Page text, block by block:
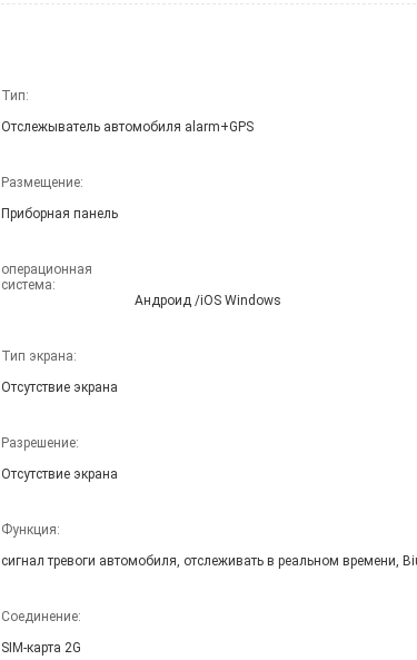
Тип:
Отслежыватель автомобиля alarm+GPS
Размещение:
Приборная панель
операционная
система:
Андроид /iOS Windows
Тип экрана:
Отсутствие экрана
Разрешение:
Отсутствие экрана
Функция:
Соединение:
SIM-карта 2G